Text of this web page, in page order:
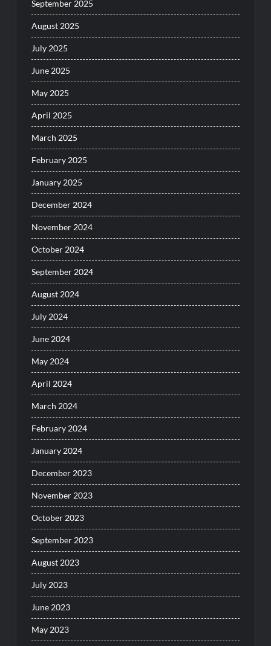
September 2025
August 2025
July 2025
June 2025
May 2025
April 2025
March 2025
February 2025
January 2025
December 2024
November 2024
October 2024
September 2024
August 2024
July 2024
June 2024
May 2024
April 2024
March 2024
February 2024
January 2024
December 2023
November 2023
October 2023
September 2023
August 2023
July 2023
June 2023
May 2023